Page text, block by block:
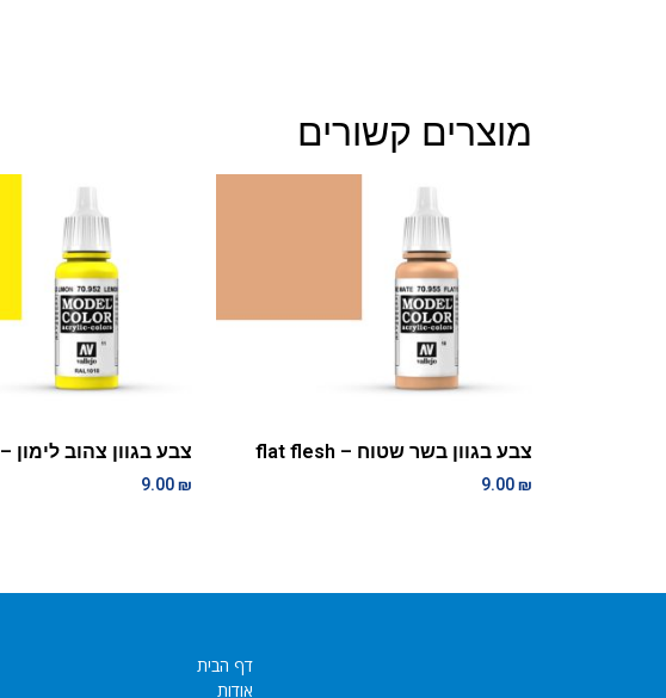
מוצרים קשורים
צבע בגוון בשר שטוח – flat flesh
9.00₪
צבע בגוון צהוב לימון – lemon yellow
9.00₪
דף הבית
אודות